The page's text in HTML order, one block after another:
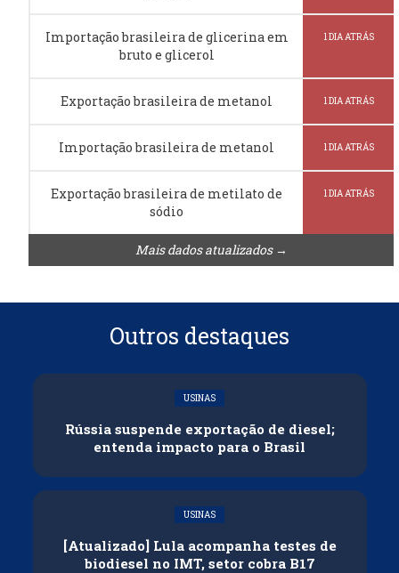
Importação brasileira de glicerina em
bruto e glicerol
1 DIA ATRÁS
Exportação brasileira de metanol 1 DIA ATRÁS
Importação brasileira de metanol 1 DIA ATRÁS
Exportação brasileira de metilato de
sódio
1 DIA ATRÁS
Mais dados atualizados →
Outros destaques
USINAS
Rússia suspende exportação de diesel;
entenda impacto para o Brasil
USINAS
[Atualizado] Lula acompanha testes de
biodiesel no IMT, setor cobra B17